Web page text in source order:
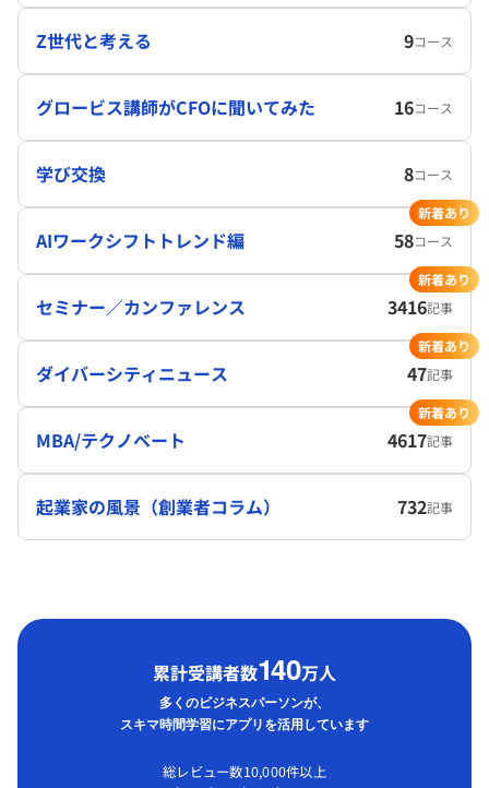
Z世代と考える 9コース
グロービス講師がCFOに聞いてみた 16コース
学び交換 8コース
AIワークシフトトレンド編 58コース
新着あり
セミナー／カンファレンス 3416記事
新着あり
ダイバーシティニュース 47記事
新着あり
MBA/テクノベート 4617記事
新着あり
起業家の風景（創業者コラム） 732記事
累計受講者数140万人
多くのビジネスパーソンが、
スキマ時間学習にアプリを活用しています
総レビュー数10,000件以上